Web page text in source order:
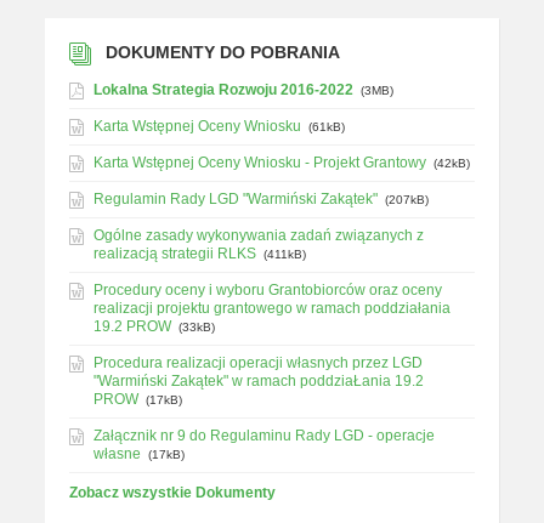
DOKUMENTY DO POBRANIA
Lokalna Strategia Rozwoju 2016-2022 (3MB)
Karta Wstępnej Oceny Wniosku (61kB)
Karta Wstępnej Oceny Wniosku - Projekt Grantowy (42kB)
Regulamin Rady LGD "Warmiński Zakątek" (207kB)
Ogólne zasady wykonywania zadań związanych z
realizacją strategii RLKS (411kB)
Procedury oceny i wyboru Grantobiorców oraz oceny
realizacji projektu grantowego w ramach poddziałania
19.2 PROW (33kB)
Procedura realizacji operacji własnych przez LGD
"Warmiński Zakątek" w ramach poddziaŁania 19.2
PROW (17kB)
Załącznik nr 9 do Regulaminu Rady LGD - operacje
własne
(17kB)
Zobacz wszystkie Dokumenty